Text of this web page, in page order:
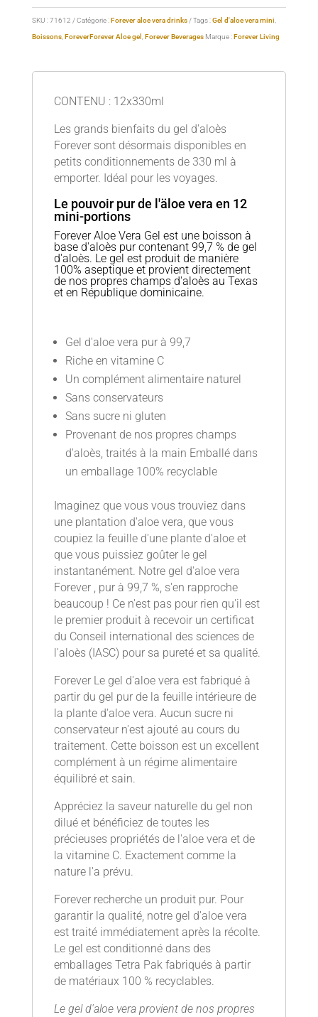
SKU :71612 Catégorie :Forever aloe vera drinks Tags :Gel d'aloe vera mini
Boissons, ForeverForever Aloe gel Forever Beverages Marque :Forever Living
CONTENU : 12x330ml
Les grands bienfaits du gel d'aloès
Forever sont désormais disponibles en
petits conditionnements de 330 ml à
emporter. Idéal pour les voyages.
Le pouvoir pur de l'äloe vera en 12
mini-portions
Forever Aloe Vera Gel est une boisson à
base d'aloès pur contenant 99,7 % de gel
d'aloès. Le gel est produit de manière
100% aseptique et provient directement
de nos propres champs d'aloès au Texas
et en République dominicaine.
Gel d'aloe vera pur à 99,7
Riche en vitamine C
Un complément alimentaire naturel
Sans conservateurs
Sans sucre ni gluten
Provenant de nos propres champs
d'aloès, traités à la main Emballé dans
un emballage 100% recyclable
Imaginez que vous vous trouviez dans
une plantation d'aloe vera, que vous
coupiez la feuille d'une plante d'aloe et
que vous puissiez goûter le gel
instantanément. Notre gel d'aloe vera
Forever , pur à 99,7 %, s'en rapproche
beaucoup ! Ce n'est pas pour rien qu'il est
le premier produit à recevoir un certificat
du Conseil international des sciences de
l'aloès (IASC) pour sa pureté et sa qualité.
Forever Le gel d'aloe vera est fabriqué à
partir du gel pur de la feuille intérieure de
la plante d'aloe vera. Aucun sucre ni
conservateur n'est ajouté au cours du
traitement. Cette boisson est un excellent
complément à un régime alimentaire
équilibré et sain.
Appréciez la saveur naturelle du gel non
dilué et bénéficiez de toutes les
précieuses propriétés de l'aloe vera et de
la vitamine C. Exactement comme la
nature l'a prévu.
Forever recherche un produit pur. Pour
garantir la qualité, notre gel d'aloe vera
est traité immédiatement après la récolte.
Le gel est conditionné dans des
emballages Tetra Pak fabriqués à partir
de matériaux 100 % recyclables.
Le gel d'aloe vera provient de nos propres